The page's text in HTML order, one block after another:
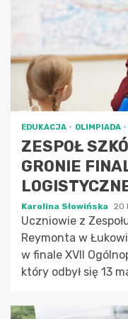
EDUKACJA OLIMPIADA
ZESPOŁ
GRONIE
Karolina Słowińska 20
Uczniowie z
Reymonta w
w finale XVII
który odbył się 13